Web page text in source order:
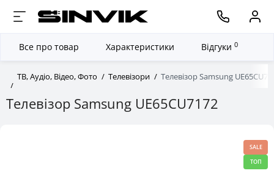
ТВ, Аудіо, Відео, Фото Телевізори Телевізор Samsung
Телевізор Samsung UE65CU7172
Все про товар Характеристики Відгуки 0
SALE
ТОП